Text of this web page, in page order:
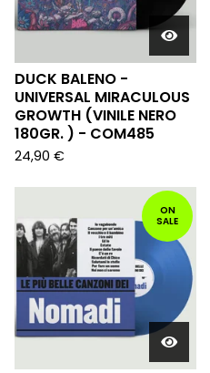
DUCK BALENO -
UNIVERSAL MIRACULOUS
GROWTH (VINILE NERO
180GR. ) - COM485
24,90 €
ON
SALE